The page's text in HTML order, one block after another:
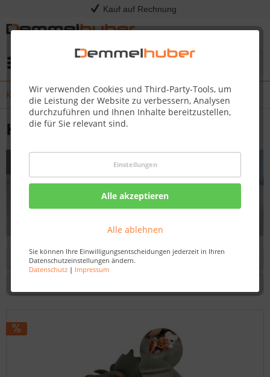
Kauf auf Rechnung
Wir verwenden Cookies und Third-Party-Tools, um
die Leistung der Website zu verbessern, Analysen
durchzuführen und Ihnen Inhalte bereitzustellen,
die für Sie relevant sind.
Einstellungen
Alle akzeptieren
Alle ablehnen
Sie können Ihre Einwilligungsentscheidungen jederzeit in Ihren
Datenschutzeinstellungen ändern.
Datenschutz| Impressum
Kindermöbel
Kindermöbel
Filtern